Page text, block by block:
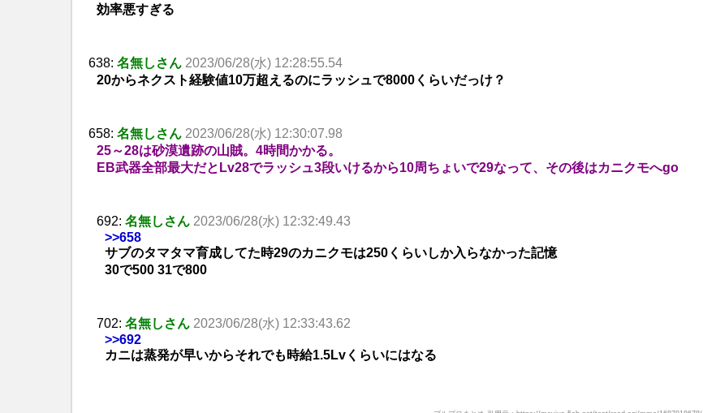
効率悪すぎる
638: 名無しさん 2023/06/28(水) 12:28:55.54
20からネクスト経験値10万超えるのにラッシュで8000くらいだっけ？
658: 名無しさん 2023/06/28(水) 12:30:07.98
25～28は砂漠遺跡の山賊。4時間かかる。
EB武器全部最大だとLv28でラッシュ3段いけるから10周ちょいで29なって、その後はカニクモへgo
692: 名無しさん 2023/06/28(水) 12:32:49.43
>>658
サブのタマタマ育成してた時29のカニクモは250くらいしか入らなかった記憶
30で500 31で800
702: 名無しさん 2023/06/28(水) 12:33:43.62
>>692
カニは蒸発が早いからそれでも時給1.5Lvくらいにはなる